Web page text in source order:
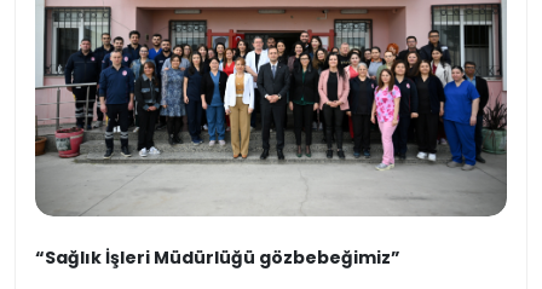
“Sağlık İşleri Müdürlüğü gözbebeğimiz”